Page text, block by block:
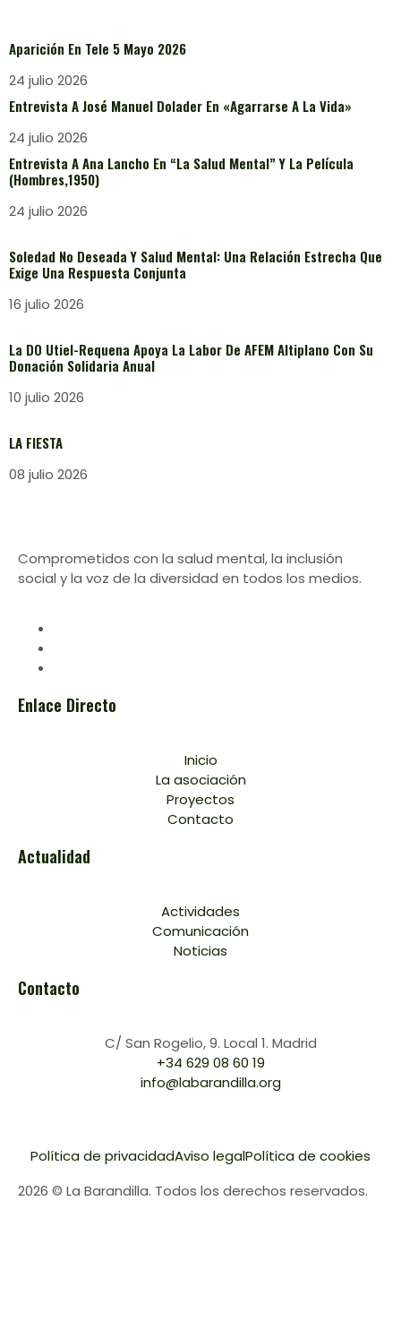
Aparición En Tele 5 Mayo 2026
24 julio 2026
Entrevista A José Manuel Dolader En «Agarrarse A La Vida»
24 julio 2026
Entrevista A Ana Lancho En “La Salud Mental” Y La Película
(Hombres,1950)
24 julio 2026
Soledad No Deseada Y Salud Mental: Una Relación Estrecha Que
Exige Una Respuesta Conjunta
16 julio 2026
La DO Utiel-Requena Apoya La Labor De AFEM Altiplano Con Su
Donación Solidaria Anual
10 julio 2026
LA FIESTA
08 julio 2026
Comprometidos con la salud mental, la inclusión
social y la voz de la diversidad en todos los medios.
Enlace Directo
Inicio
La asociación
Proyectos
Contacto
Actualidad
Actividades
Comunicación
Noticias
Contacto
C/ San Rogelio, 9. Local 1. Madrid
+34 629 08 60 19
info@labarandilla.org
2026 © La Barandilla. Todos los derechos reservados.
Política de privacidadAviso legalPolítica de cookies